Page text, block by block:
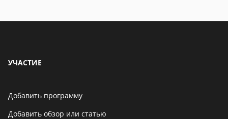
УЧАСТИЕ
Добавить программу
Добавить обзор или статью